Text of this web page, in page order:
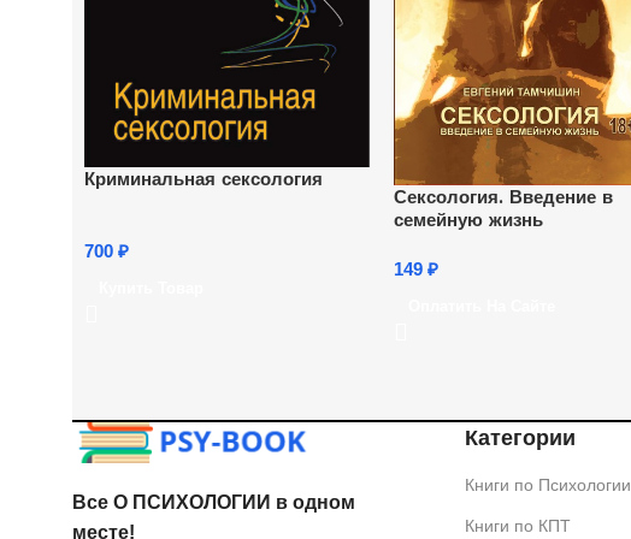
Криминальная сексология
700 ₽
Сексология. Введение в
семейную жизнь
149 ₽
Все О ПСИХОЛОГИИ в одном
месте!
Категории
Книги по Психологии
Книги по КПТ